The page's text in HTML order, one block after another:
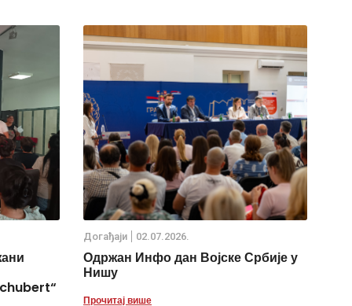
Дoгађаjи 02.07.2026.
Одржан Инфо дан Војске Србије у
Нишу
Прочитај више